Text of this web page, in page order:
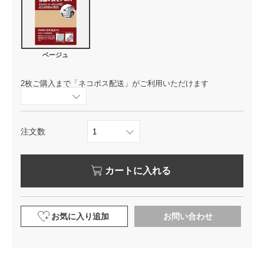
ベージュ
2枚ご購入まで「ネコポス配送」がご利用いただけます
注文数
カートに入れる
お気に入り追加 お問い合わせ